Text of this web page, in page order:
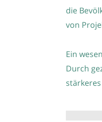
die
von
Ein
Durch